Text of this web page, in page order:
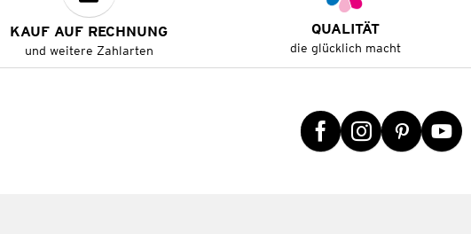
KAUF AUF RECHNUNG
und weitere Zahlarten
QUALITÄT
die glücklich macht